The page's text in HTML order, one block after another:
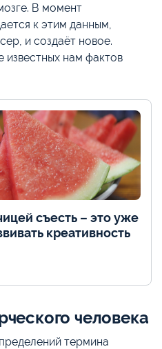
В момент
к этим данным,
и создаёт новое.
нам фактов
съесть – это уже
креативность
человека
термина